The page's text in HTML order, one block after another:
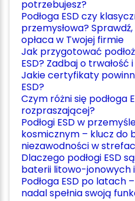
potrzebujesz?
Podłoga ESD czy
przemysłowa?
opłaca w Twojej firmie
Jak przygotować
ESD? Zadbaj o
Jakie certyfikaty
ESD?
Czym różni się podłoga
rozpraszającej?
Podłogi ESD w
kosmicznym – klucz do
niezawodności w
Dlaczego podłogi ESD
baterii litowo-jonowych i
Podłoga ESD po latach
nadal spełnia swoją